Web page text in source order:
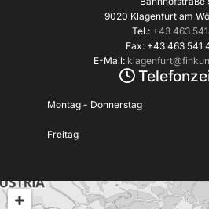
9020 Klagenfurt am
Tel.: +43 463
Fax: +43 463 541
E-Mail:

Montag - Donnerstag
Freitag